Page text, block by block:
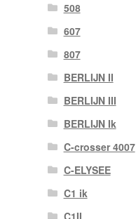
508
607
807
BERLIJN II
BERLIJN III
BERLIJN Ik
C-crosser 4007
C-ELYSEE
C1 ik